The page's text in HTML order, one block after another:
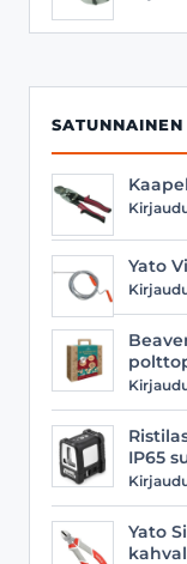
SATUNNAINEN
Yato
IP65
Yato